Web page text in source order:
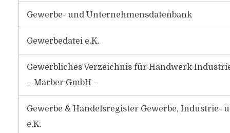
Gewerbe- und Unternehmensdatenbank
Gewerbedatei e.K.
Gewerbliches Verzeichnis für Handwerk
– Marber GmbH –
Gewerbe & Handelsregister Gewerbe, Industrie-
e.K.